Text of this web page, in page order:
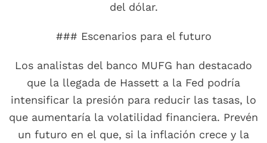
del dólar.
### Escenarios para el futuro
Los analistas del banco MUFG han destacado
que la llegada de Hassett a la Fed podría
intensificar la presión para reducir las tasas, lo
que aumentaría la volatilidad financiera. Prevén
un futuro en el que, si la inflación crece y la